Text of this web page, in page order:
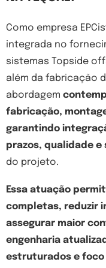
Como empresa
integrada no
sistemas Topside
além da fabricação
abordagem
fabricação,
garantindo
prazos, qualidade e
do projeto.
Essa atuação
completas, reduzir
assegurar maior
engenharia
estruturados e foco